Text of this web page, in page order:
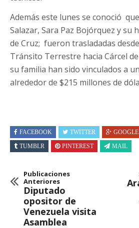
Además este lunes se conoció
Salazar, Sara Paz Bojórquez y su
de Cruz; fueron trasladadas
Tránsito Terrestre hacia Cárcel
su familia han sido vinculados a
alrededor de $215 millones de
FACEBOOK TWITTER
TUMBLR
PINTEREST MAIL
Publicaciones
Anteriores
Diputado
opositor de
Venezuela visita
Asamblea